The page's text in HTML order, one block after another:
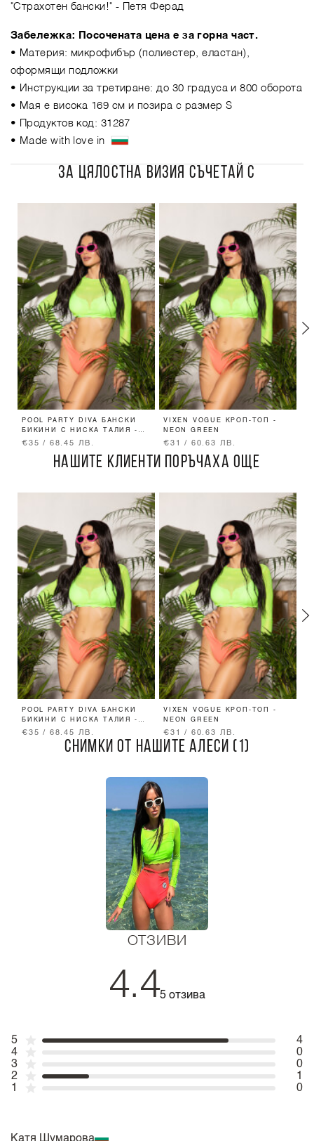
"Страхотен бански!" - Петя Ферад
Забележка: Посочената цена е за горна част.
• Материя: микрофибър (полиестер, еластан),
оформящи подложки
• Инструкции за третиране: до 30 градуса и 800 оборота
• Мая е висока 169 см и позира с размер S
• Продуктов код: 31287
• Made with love in
ЗА ЦЯЛОСТНА ВИЗИЯ СЪЧЕТАЙ С
POOL PARTY DIVA БАНСКИ
БИКИНИ С НИСКА ТАЛИЯ -
NEON PINK
€35 / 68.45 ЛВ.
VIXEN VOGUE КРОП-ТОП -
NEON GREEN
€31 / 60.63 ЛВ.
НАШИТЕ КЛИЕНТИ ПОРЪЧАХА ОЩЕ
POOL PARTY DIVA БАНСКИ
БИКИНИ С НИСКА ТАЛИЯ -
NEON PINK
€35 / 68.45 ЛВ.
VIXEN VOGUE КРОП-ТОП -
NEON GREEN
€31 / 60.63 ЛВ.
СНИМКИ ОТ НАШИТЕ АЛЕСИ (1)
ОТЗИВИ
4.45 отзива
5
4
4
0
3
0
2
1
1
0